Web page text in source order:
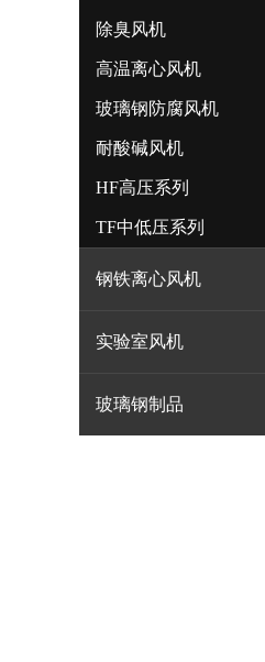
除臭风机
高温离心风机
玻璃钢防腐风机
耐酸碱风机
HF高压系列
TF中低压系列
钢铁离心风机
实验室风机
玻璃钢制品